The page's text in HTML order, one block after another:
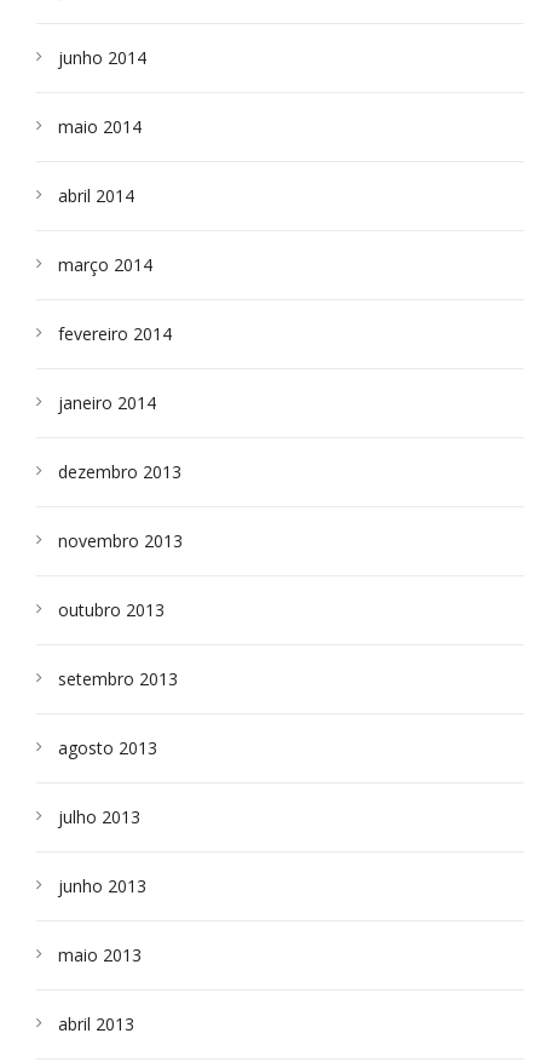
junho 2014
maio 2014
abril 2014
março 2014
fevereiro 2014
janeiro 2014
dezembro 2013
novembro 2013
outubro 2013
setembro 2013
agosto 2013
julho 2013
junho 2013
maio 2013
abril 2013